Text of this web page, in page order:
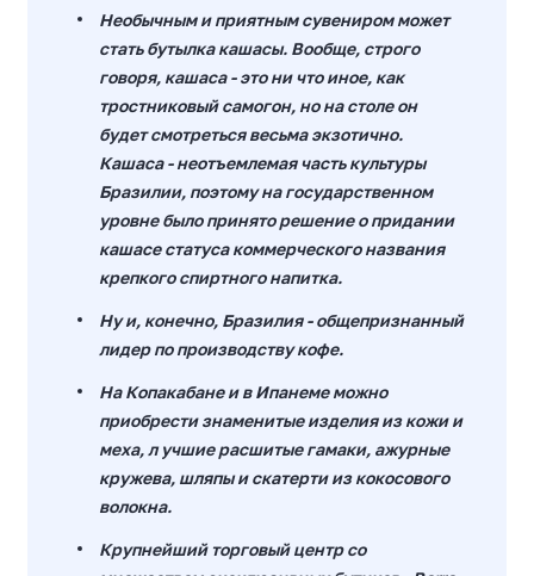
Необычным и приятным сувениром может
стать бутылка кашасы. Вообще, строго
говоря, кашаса - это ни что иное, как
тростниковый самогон, но на столе он
будет смотреться весьма экзотично.
Кашаса - неотъемлемая часть культуры
Бразилии, поэтому на государственном
уровне было принято решение о придании
кашасе статуса коммерческого названия
крепкого спиртного напитка.
Ну и, конечно, Бразилия - общепризнанный
лидер по производству кофе.
На Копакабане и в Ипанеме можно
приобрести знаменитые изделия из кожи и
меха, л учшие расшитые гамаки, ажурные
кружева, шляпы и скатерти из кокосового
волокна.
Крупнейший торговый центр со